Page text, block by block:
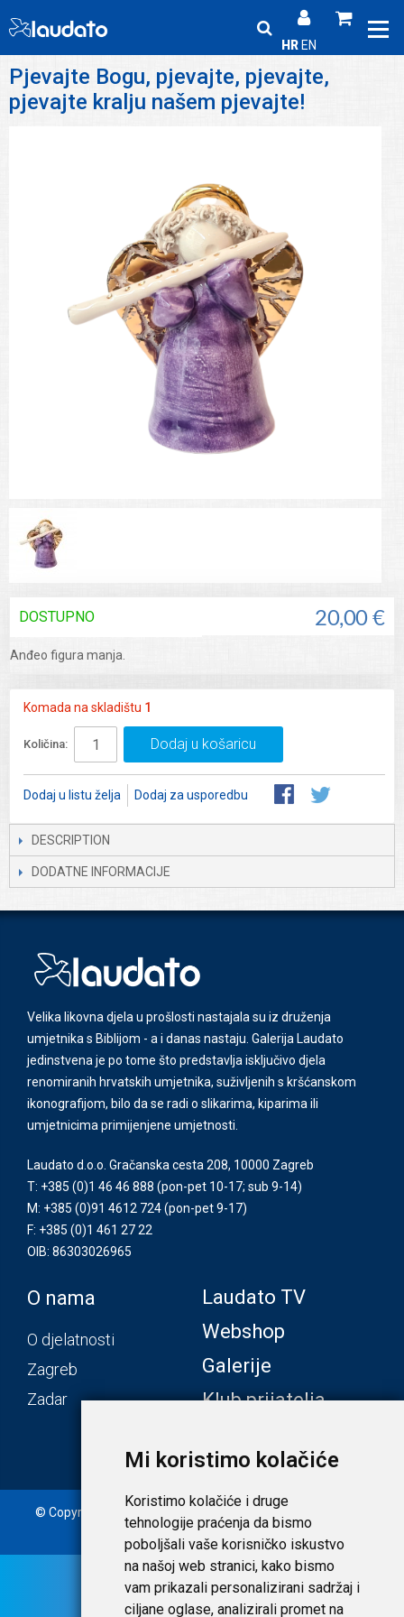
Mi koristimo kolačiće
Koristimo kolačiće i druge
tehnologije praćenja da bismo
poboljšali vaše korisničko iskustvo
na našoj web stranici, kako bismo
vam prikazali personalizirani sadržaj i
ciljane oglase, analizirali promet na
HR EN
Pjevajte Bogu, pjevajte, pjevajte,
pjevajte kralju našem pjevajte!
20,00 €
DOSTUPNO
Anđeo figura manja.
Komada na skladištu 1
Količina: Dodaj u košaricu
Dodaj u listu želja Dodaj za usporedbu
DESCRIPTION
DODATNE INFORMACIJE
Velika likovna djela u prošlosti nastajala su iz druženja
umjetnika s Biblijom - a i danas nastaju. Galerija Laudato
jedinstvena je po tome što predstavlja isključivo djela
renomiranih hrvatskih umjetnika, suživljenih s kršćanskom
ikonografijom, bilo da se radi o slikarima, kiparima ili
umjetnicima primijenjene umjetnosti.
Laudato d.o.o. Gračanska cesta 208, 10000 Zagreb
T: +385 (0)1 46 46 888 (pon-pet 10-17; sub 9-14)
M: +385 (0)91 4612 724(pon-pet 9-17)
F: +385 (0)1 461 27 22
OIB: 86303026965
O nama
O djelatnosti
Zagreb
Zadar
Laudato TV
Webshop
Galerije
Klub prijatelja
© Copyright 2020. Laudato d.o.o. | Tečaj konverzije: 1 EUR =
7,53450 HRK | Uvjeti i privatnost